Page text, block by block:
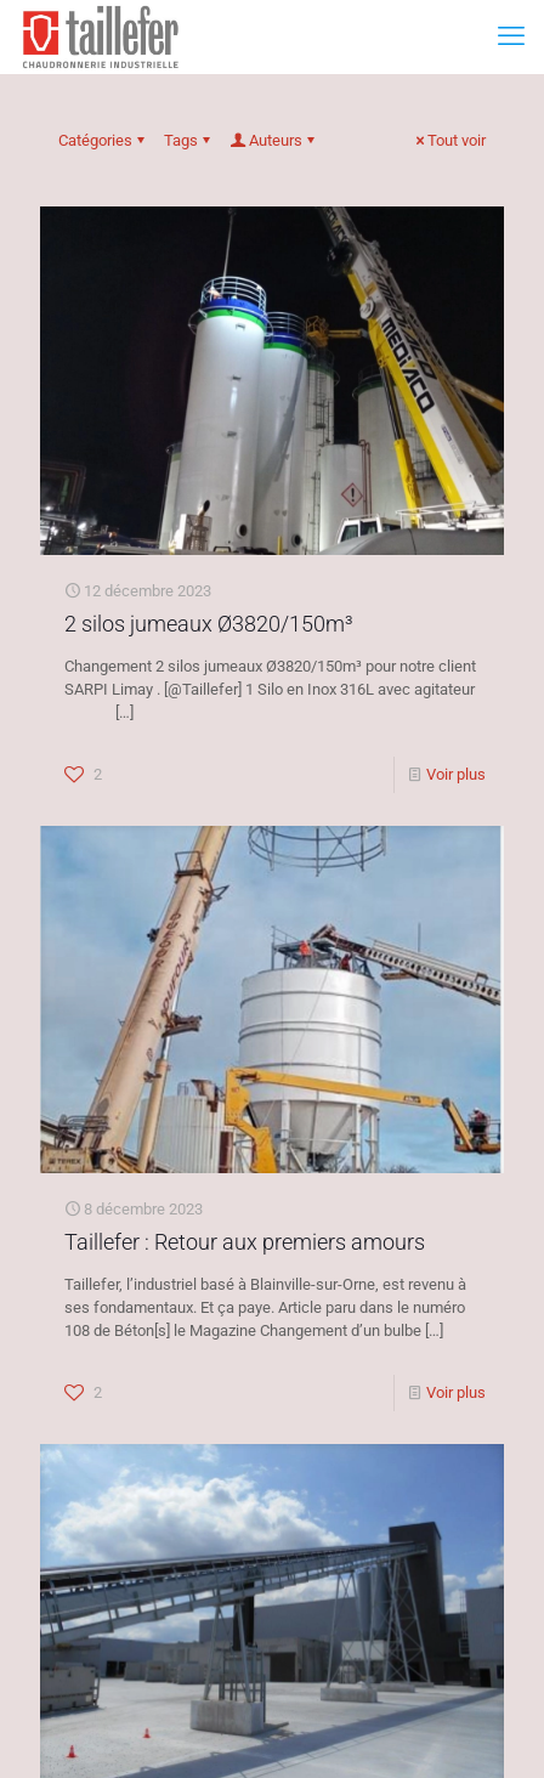
Catégories Tags Auteurs Tout voir
12 décembre 2023
2 silos jumeaux Ø3820/150m³
Changement 2 silos jumeaux Ø3820/150m³ pour notre client
SARPI Limay . [@Taillefer] 1 Silo en Inox 316L avec agitateur
[…]
2 Voir plus
8 décembre 2023
Taillefer : Retour aux premiers amours
Taillefer, l’industriel basé à Blainville-sur-Orne, est revenu à
ses fondamentaux. Et ça paye. Article paru dans le numéro
108 de Béton[s] le Magazine Changement d’un bulbe […]
2 Voir plus